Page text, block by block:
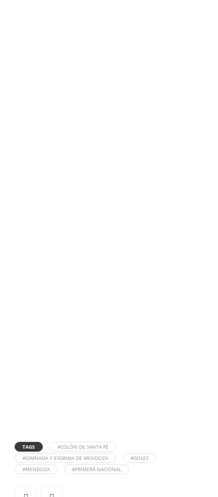
TAGS
#COLÓN DE SANTA FÉ
#GIMNASIA Y ESGRIMA DE MENDOZA
#GOLES
#MENDOZA
#PRIMERA NACIONAL